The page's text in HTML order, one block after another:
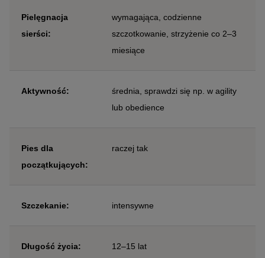
Pielęgnacja
sierści:
wymagająca, codzienne
szczotkowanie, strzyżenie co 2–3
miesiące
Aktywność:
średnia, sprawdzi się np. w agility
lub obedience
Pies dla
początkujących:
raczej tak
Szczekanie: intensywne
Długość życia: 12–15 lat